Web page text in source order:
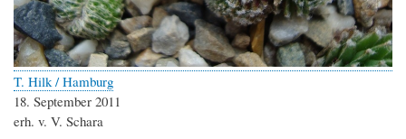
T. Hilk / Hamburg
18. September 2011
erh. v. V. Schara